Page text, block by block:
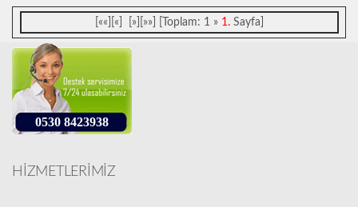
[««][«] [»][»»] [Toplam: 1 » 1. Sayfa]
0530 8423938
HİZMETLERİMİZ